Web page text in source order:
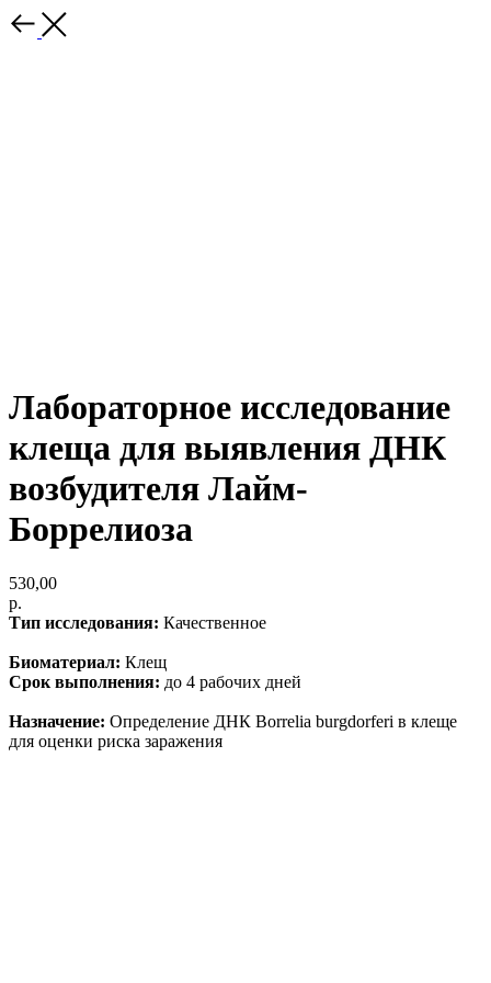
Лабораторное исследование
клеща для выявления ДНК
возбудителя Лайм-
Боррелиоза
530,00
р.
Тип исследования: Качественное
Биоматериал: Клещ
Срок выполнения: до 4 рабочих дней
Назначение: Определение ДНК Borrelia burgdorferi в клеще
для оценки риска заражения